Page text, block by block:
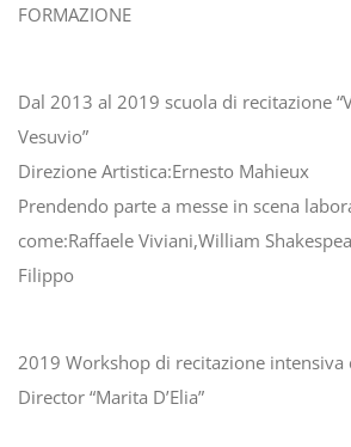
FORMAZIONE
Dal 2013 al 2019 scuola di recitazione
Vesuvio”
Direzione Artistica:Ernesto Mahieux
Prendendo parte a messe in scena
come:Raffaele Viviani,William
Filippo
2019 Workshop di recitazione intensiva
Director “Marita D’Elia”